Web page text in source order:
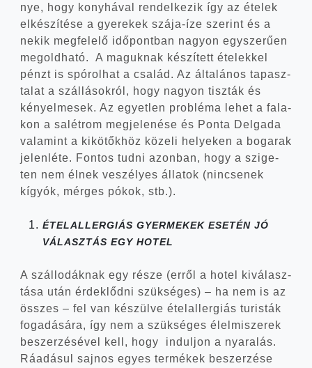
nye, hogy kony­há­val ren­del­ke­zik így az éte­lek
elké­szí­té­se a gye­re­kek szája-íze sze­rint és a
nekik meg­fe­le­lő idő­pont­ban nagyon egy­sze­rű­en
meg­old­ha­tó. A maguk­nak készí­tett éte­lek­kel
pénzt is spó­rol­hat a csa­lád. Az álta­lá­nos tapasz­
ta­lat a szál­lá­sok­ról, hogy nagyon tisz­ták és
kényel­me­sek. Az egyet­len prob­lé­ma lehet a fala­
kon a salét­rom meg­je­le­né­se és Pon­ta Del­ga­da
vala­mint a kikö­tők­höz köze­li helye­ken a boga­rak
jelen­lé­te. Fon­tos tud­ni azon­ban, hogy a szi­ge­
ten nem élnek veszé­lyes álla­tok (nin­cse­nek
kígyók, mér­ges pókok, stb.).
ÉTELALLERGIÁS GYERMEKEK ESETÉN JÓ
VÁLASZTÁS EGY HOTEL
A szál­lo­dák­nak egy része (erről a hotel kivá­lasz­
tá­sa után érdek­lőd­ni szük­sé­ges) – ha nem is az
összes – fel van készül­ve étel­al­ler­gi­ás turis­ták
foga­dá­sá­ra, így nem a szük­sé­ges élel­mi­sze­rek
beszer­zé­sé­vel kell, hogy indul­jon a nya­ra­lás.
Ráadá­sul saj­nos egyes ter­mé­kek beszer­zé­se